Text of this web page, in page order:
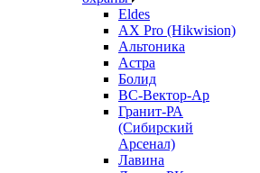
Eldes
AX Pro (Hikwision)
Альтоника
Астра
Болид
ВС-Вектор-Ар
Гранит-РА
(Сибирский
Арсенал)
Лавина